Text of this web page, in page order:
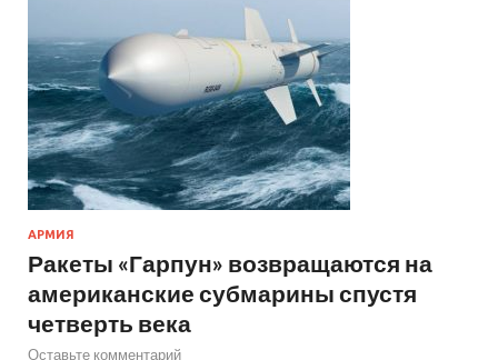
АРМИЯ
Ракеты «Гарпун» возвращаются на
американские субмарины спустя
четверть века
Оставьте комментарий